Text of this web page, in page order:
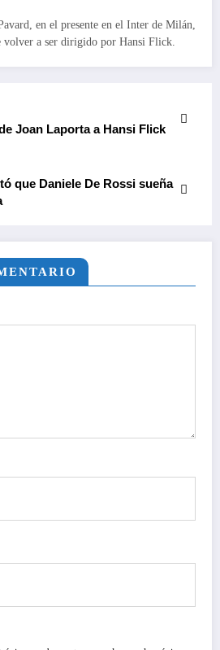
en el presente en el Inter de Milán,
volver a ser dirigido por Hansi Flick.
Joan Laporta a Hansi Flick
que Daniele De Rossi sueña